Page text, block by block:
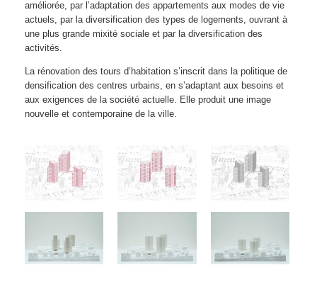
améliorée, par l’adaptation des appartements aux modes de vie
actuels, par la diversification des types de logements, ouvrant à
une plus grande mixité sociale et par la diversification des
activités.
La rénovation des tours d’habitation s’inscrit dans la politique de
densification des centres urbains, en s’adaptant aux besoins et
aux exigences de la société actuelle. Elle produit une image
nouvelle et contemporaine de la ville.